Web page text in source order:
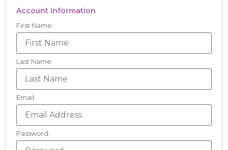
Account Information
First Name:
Last Name:
Email:
Password: